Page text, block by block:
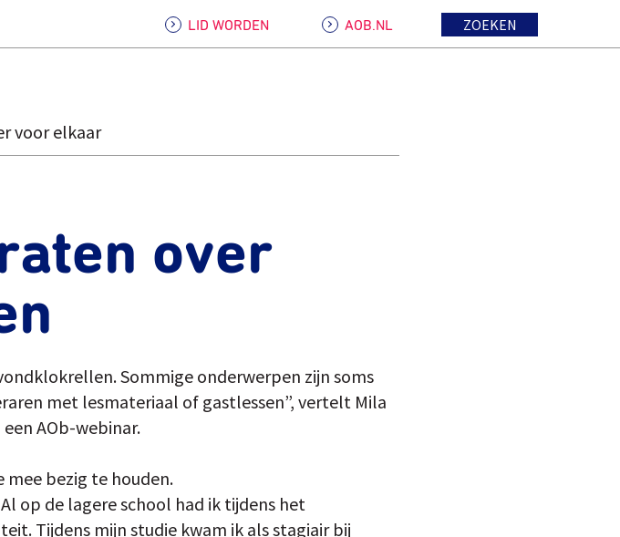
LID WORDEN AOB.NL ZOEKEN
voor elkaar
over
Sommige onderwerpen zijn soms
met lesmateriaal of gastlessen”, vertelt Mila
AOb-webinar.
bezig te houden.
op de lagere school had ik tijdens het
Tijdens mijn studie kwam ik als stagiair bij